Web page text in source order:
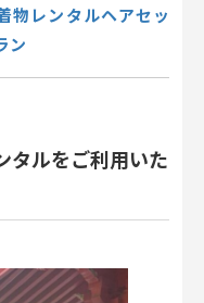
物レンタルヘアセッ
ン
タルをご利用いた